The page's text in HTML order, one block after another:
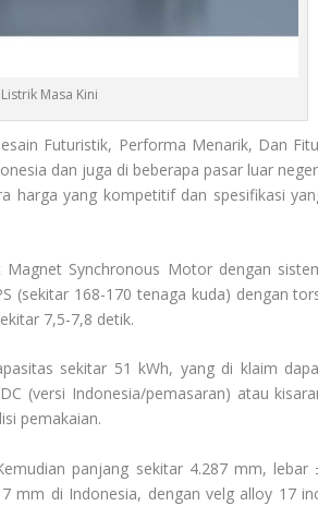
Masa Kini
Futuristik, Performa Menarik, Dan
dan juga di beberapa pasar luar
harga yang kompetitif dan spesifikasi
Synchronous Motor dengan
(sekitar 168-170 tenaga kuda) dengan
7,5-7,8 detik.
sekitar 51 kWh, yang di klaim
(versi Indonesia/pemasaran) atau
pemakaian.
panjang sekitar 4.287 mm, lebar
mm di Indonesia, dengan velg alloy 17